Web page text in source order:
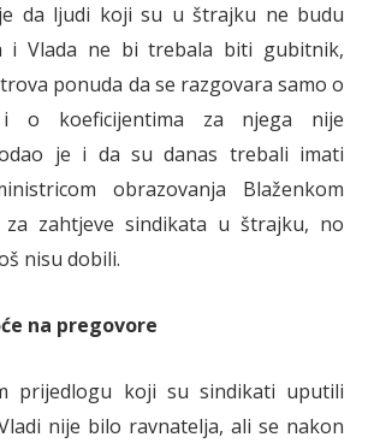
da ljudi koji su u štrajku ne budu
i Vlada ne bi trebala biti gubitnik,
ponuda da se razgovara samo o
o koeficijentima za njega nije
je i da su danas trebali imati
obrazovanja Blaženkom
za zahtjeve sindikata u štrajku, no
nisu dobili.
na pregovore
prijedlogu koji su sindikati uputili
nije bilo ravnatelja, ali se nakon